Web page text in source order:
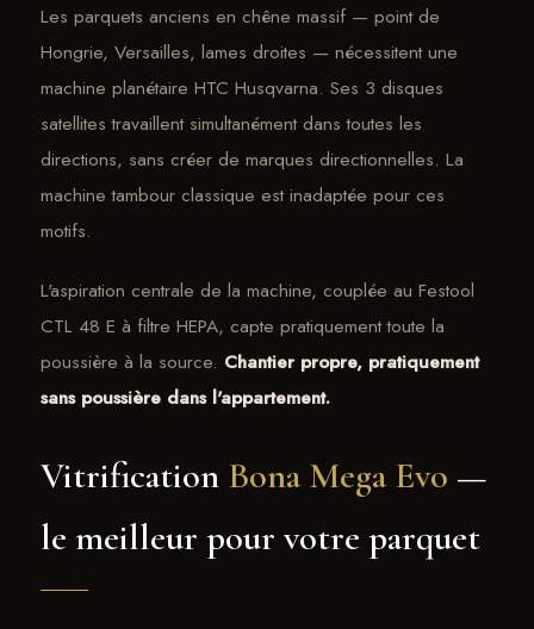
Les parquets anciens en chêne massif — point de
Hongrie, Versailles, lames droites — nécessitent une
machine planétaire HTC Husqvarna. Ses 3 disques
satellites travaillent simultanément dans toutes les
directions, sans créer de marques directionnelles. La
machine tambour classique est inadaptée pour ces
motifs.
L'aspiration centrale de la machine, couplée au Festool
CTL 48 E à filtre HEPA, capte pratiquement toute la
poussière à la source. Chantier propre, pratiquement
sans poussière dans l'appartement.
Vitrification Bona Mega Evo —
le meilleur pour votre parquet